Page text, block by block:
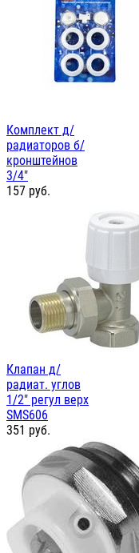
Комплект д/
радиаторов б/
кронштейнов
3/4"
157 руб.
Клапан д/
радиат. углов
1/2" регул верх
SMS606
351 руб.